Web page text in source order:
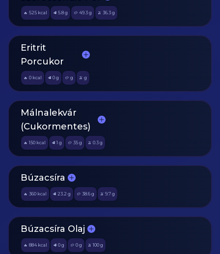
🔥 525 kcal 🥩 5.8g 🥔 49.3 g 🫒 36.3g
Eritrit
Porcukor
🔥 0 kcal 🥩 0g 🥔 g 🫒 g
Málnalekvár
(Cukormentes)
🔥 150 kcal 🥩 1 g 🥔 35 g 🫒 0.3g
Búzacsíra
🔥 360 kcal 🥩 23.2 g 🥔 38.6 g 🫒 9.7g
Búzacsíra Olaj
🔥 884 kcal 🥩 0g 🥔 0 g 🫒 100g